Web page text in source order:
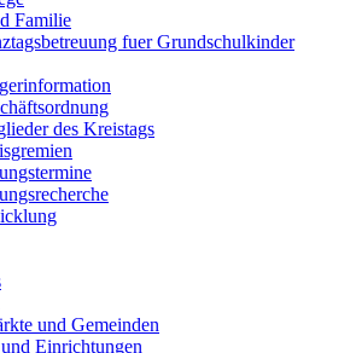
Familie
fuer Grundschulkinder
des Kreistags
und Gemeinden
Einrichtungen